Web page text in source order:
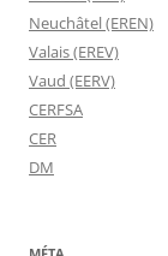
Neuchâtel (EREN)
Valais (EREV)
Vaud (EERV)
CERFSA
CER
DM